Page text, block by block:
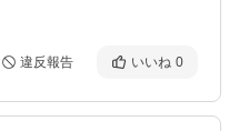
違反報告 いいね 0